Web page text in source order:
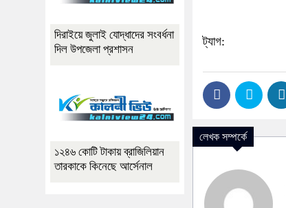
ট্যাগ:
লেখক সম্পর্কে
দিরাইয়ে জুলাই যোদ্ধাদের সংবর্ধনা
দিল উপজেলা প্রশাসন
১২৪৬ কোটি টাকায় ব্রাজিলিয়ান
তারকাকে কিনেছে আর্সেনাল